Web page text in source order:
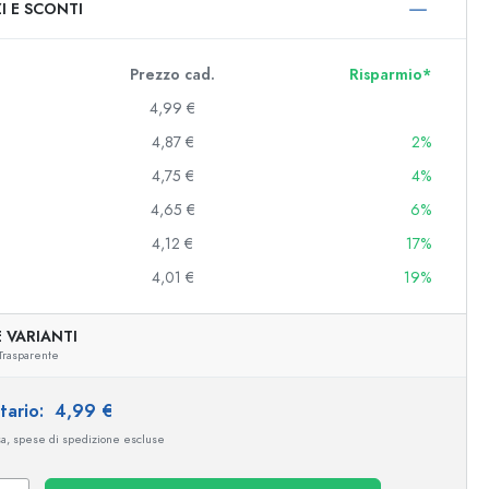
ml
ml
decorate
E SCONTI
Prezzo cad.
Risparmio*
4,99 €
4,87 €
2%
4,75 €
4%
4,65 €
6%
4,12 €
17%
4,01 € 19%
VARIANTI
4,99 €
spese di spedizione escluse